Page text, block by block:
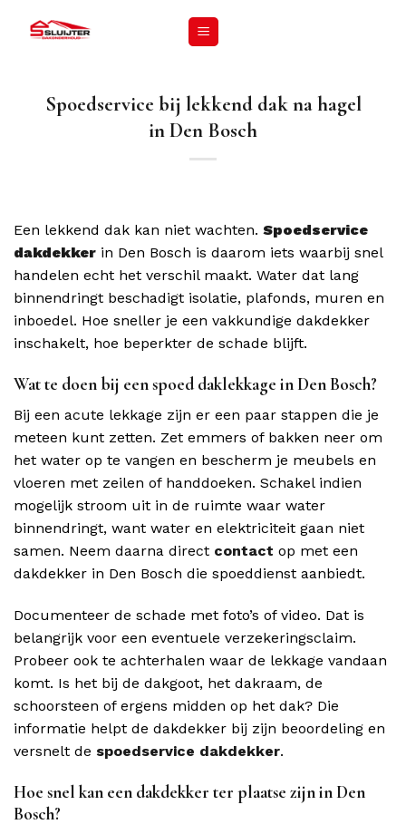
Spoedservice bij lekkend dak na hagel
in Den Bosch
Een lekkend dak kan niet wachten. Spoedservice
dakdekker in Den Bosch is daarom iets waarbij snel
handelen echt het verschil maakt. Water dat lang
binnendringt beschadigt isolatie, plafonds, muren en
inboedel. Hoe sneller je een vakkundige dakdekker
inschakelt, hoe beperkter de schade blijft.
Wat te doen bij een spoed daklekkage in Den Bosch?
Bij een acute lekkage zijn er een paar stappen die je
meteen kunt zetten. Zet emmers of bakken neer om
het water op te vangen en bescherm je meubels en
vloeren met zeilen of handdoeken. Schakel indien
mogelijk stroom uit in de ruimte waar water
binnendringt, want water en elektriciteit gaan niet
samen. Neem daarna direct contact op met een
dakdekker in Den Bosch die spoeddienst aanbiedt.
Documenteer de schade met foto’s of video. Dat is
belangrijk voor een eventuele verzekeringsclaim.
Probeer ook te achterhalen waar de lekkage vandaan
komt. Is het bij de dakgoot, het dakraam, de
schoorsteen of ergens midden op het dak? Die
informatie helpt de dakdekker bij zijn beoordeling en
versnelt de spoedservice dakdekker.
Hoe snel kan een dakdekker ter plaatse zijn in Den
Bosch?